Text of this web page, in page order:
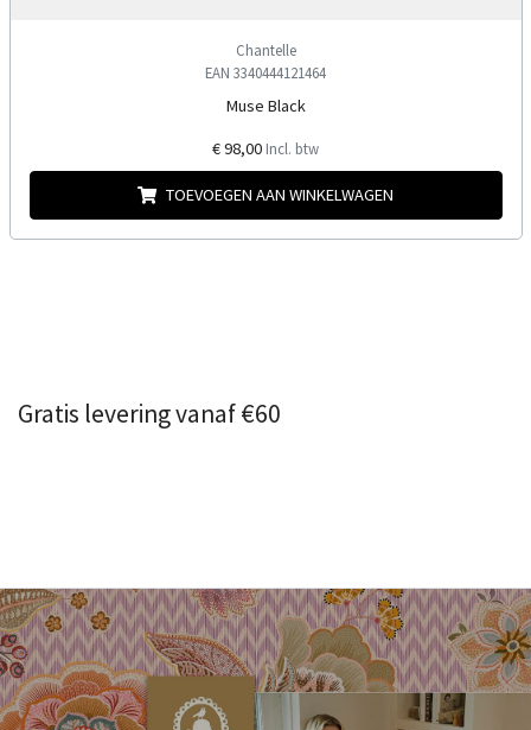
Chantelle
EAN 3340444121464
Muse Black
€ 98,00 Incl. btw
TOEVOEGEN AAN WINKELWAGEN
Gratis levering vanaf €60